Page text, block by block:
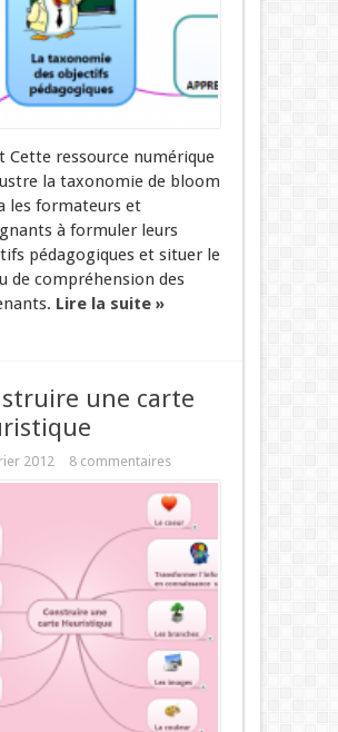
Cette ressource numérique
la taxonomie de bloom
les formateurs et
à formuler leurs
pédagogiques et situer le
de compréhension des
Lire la suite »
une carte
2012 8 commentaires